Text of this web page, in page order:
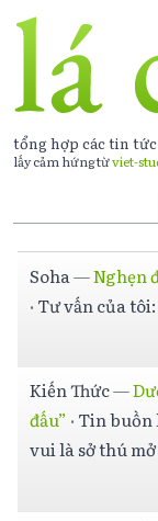
tổng hợp các tin
lấy cảm hứng từviet-
Soha—Nghẹn
· Tư vấn của
Kiến Thức—
đấu” · Tin buồn
vui là sở thú